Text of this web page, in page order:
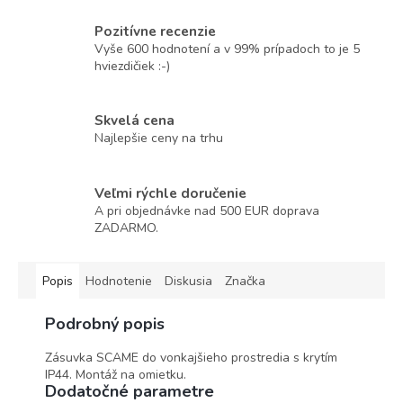
Pozitívne recenzie
Vyše 600 hodnotení a v 99% prípadoch to je 5
hviezdičiek :-)
Skvelá cena
Najlepšie ceny na trhu
Veľmi rýchle doručenie
A pri objednávke nad 500 EUR doprava
ZADARMO.
Popis Hodnotenie Diskusia Značka
Podrobný popis
Zásuvka SCAME do vonkajšieho prostredia s krytím
IP44. Montáž na omietku.
Dodatočné parametre